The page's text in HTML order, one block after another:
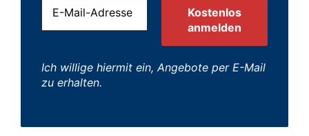
Ich willige hiermit ein, Angebote per E-Mail
zu erhalten.